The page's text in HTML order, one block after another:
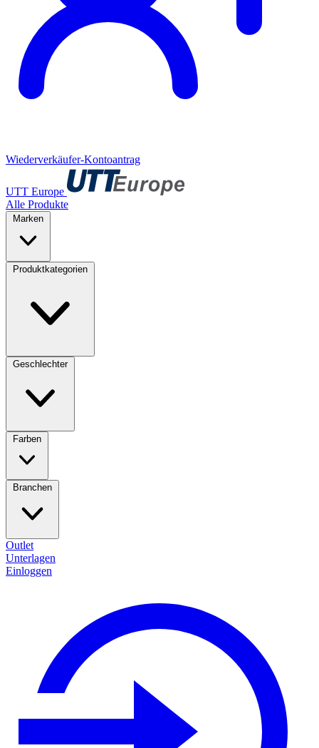
Wiederverkäufer-Kontoantrag
UTT Europe
Alle Produkte
Marken
Produktkategorien
Geschlechter
Farben
Branchen
Outlet
Unterlagen
Einloggen